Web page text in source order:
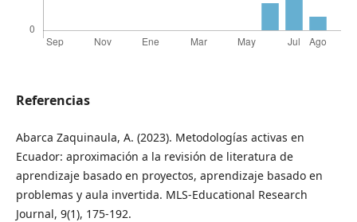
Referencias
Abarca Zaquinaula, A. (2023). Metodologías activas en
Ecuador: aproximación a la revisión de literatura de
aprendizaje basado en proyectos, aprendizaje basado en
problemas y aula invertida. MLS-Educational Research
Journal, 9(1), 175-192.